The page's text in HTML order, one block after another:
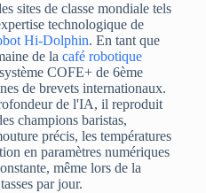
sites de classe mondiale tels
technologique de
Hi-Dolphin. En tant que
de la café robotique
COFE+ de 6ème
de brevets internationaux.
de l'IA, il reproduit
champions baristas,
précis, les températures
en paramètres numériques
même lors de la
par jour.